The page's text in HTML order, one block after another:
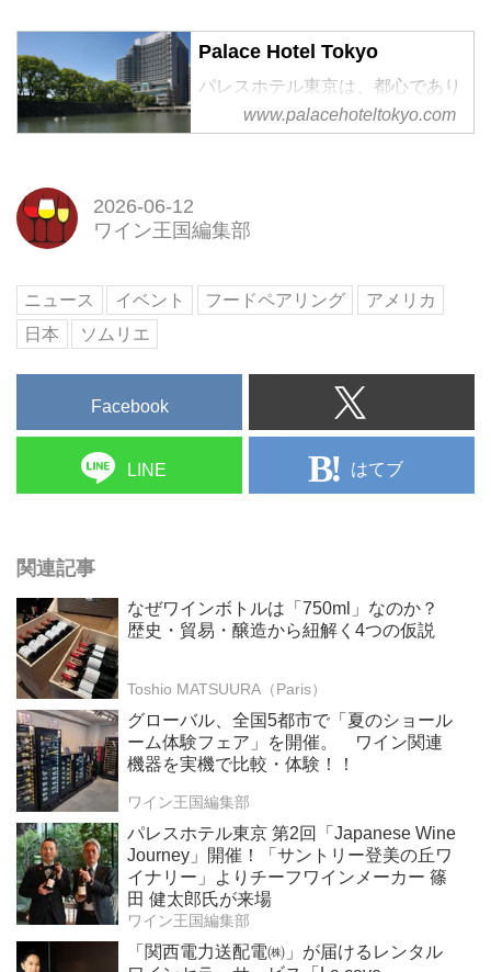
Palace Hotel Tokyo
パレスホテル東京は、都心であり
ながら美しい緑と水に恵まれた丸
の内1-1-1にあります。客室は
は、伝統を継承しながらも新たな
提供します。館内には日本初上陸
のエビアン スパ 東京も完備。
www.palacehoteltokyo.com
2026-06-12
ワイン王国編集部
ニュース イベント フードペアリング
アメリカ
日本
ソムリエ
Facebook
LINE はてブ
関連記事
なぜワインボトルは「750ml」なのか？
歴史・貿易・醸造から紐解く4つの仮説
Toshio MATSUURA（Paris）
グローバル、全国5都市で「夏のショール
ーム体験フェア」を開催。 ワイン関連
機器を実機で比較・体験！！
ワイン王国編集部
パレスホテル東京 第2回「Japanese Wine
Journey」開催！「サントリー登美の丘ワ
イナリー」よりチーフワインメーカー 篠
田 健太郎氏が来場
ワイン王国編集部
「関西電力送配電㈱」が届けるレンタル